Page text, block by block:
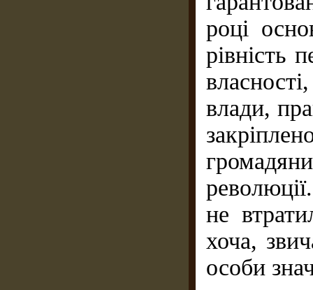
році
рівність
влади,
не
хоча,
особи